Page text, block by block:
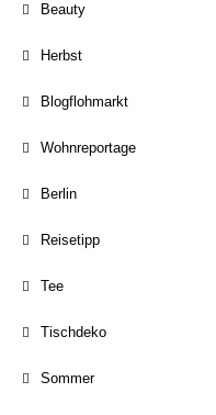
Beauty
Herbst
Blogflohmarkt
Wohnreportage
Berlin
Reisetipp
Tee
Tischdeko
Sommer